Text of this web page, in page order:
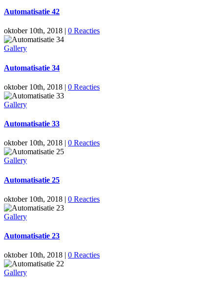
Automatisatie 42
oktober 10th, 2018 | 0 Reacties
Gallery
Automatisatie 34
oktober 10th, 2018 | 0 Reacties
Gallery
Automatisatie 33
oktober 10th, 2018 | 0 Reacties
Gallery
Automatisatie 25
oktober 10th, 2018 | 0 Reacties
Gallery
Automatisatie 23
oktober 10th, 2018 | 0 Reacties
Gallery